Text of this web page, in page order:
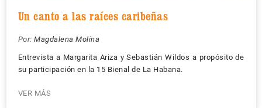
Un canto a las raíces caribeñas
Por: Magdalena Molina
Entrevista a Margarita Ariza y Sebastián Wildos a propósito de
su participación en la 15 Bienal de La Habana.
VER MÁS